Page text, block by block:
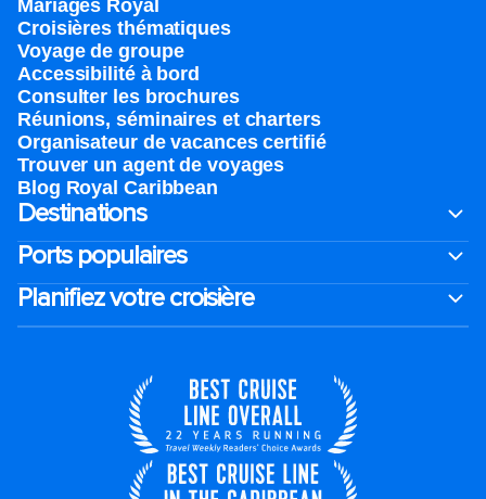
Mariages Royal
Croisières thématiques
Voyage de groupe​
Accessibilité à bord​
Consulter les brochures
Réunions, séminaires et charters
Organisateur de vacances certifié
Trouver un agent de voyages
Blog Royal Caribbean
Destinations
Ports populaires
Planifiez votre croisière